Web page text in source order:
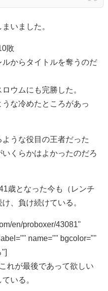
いました。
敗
からタイトルを奪うのだ
ウムにも完勝した。
な冷めたところがあっ
うな役目の王者だった
くらかはよかったのだろ
歳となった今も（レンチ
、負け続けている。
en/proboxer/43081"
name="" bgcolor=""
れが最後であって欲しい
いる。